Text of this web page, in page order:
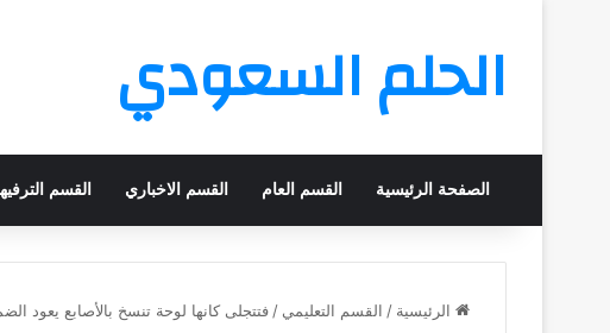
الحلم السعودي
الصفحة الرئيسية القسم العام القسم الاخباري القسم
الرئيسية / القسم التعليمي / فتتجلى كانها لوحة تنسخ بالأصابع يعود